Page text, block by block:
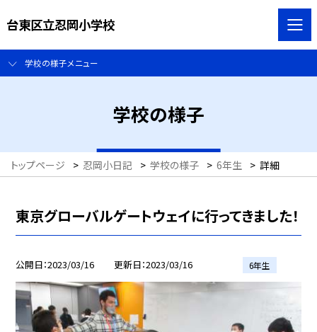
台東区立忍岡小学校
学校の様子メニュー
学校の様子
トップページ > 忍岡小日記 > 学校の様子 > 6年生 > 詳細
東京グローバルゲートウェイに行ってきました！
公開日 2023/03/16 更新日 2023/03/16 6年生